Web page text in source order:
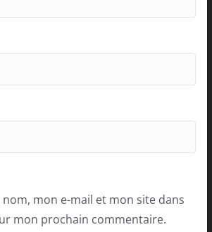
mon e-mail et mon site dans
mon prochain commentaire.